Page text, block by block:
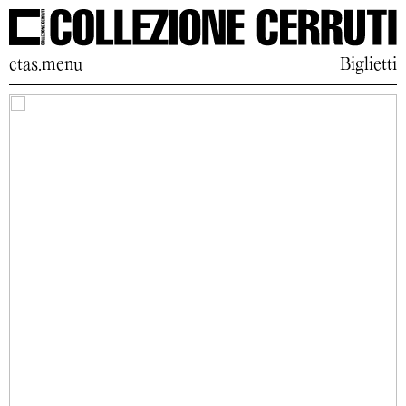
ctas.menu Biglietti